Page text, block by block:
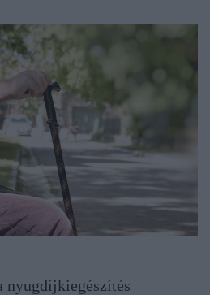
nyugdíjkiegészítés